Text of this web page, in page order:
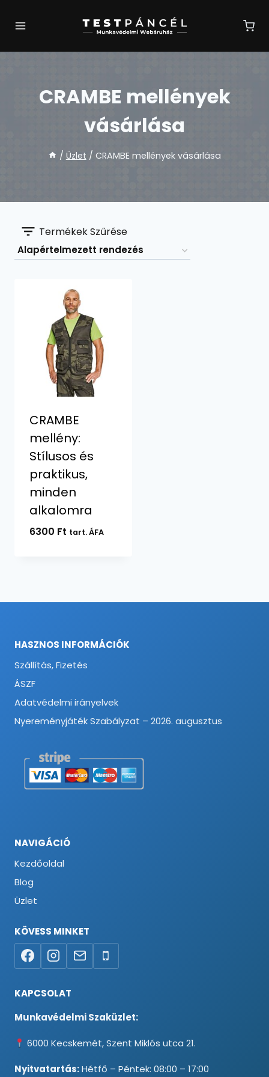
CRAMBE mellények
vásárlása
/ Üzlet / CRAMBE mellények vásárlása
Termékek Szűrése
CRAMBE
mellény:
Stílusos és
praktikus,
minden
alkalomra
6300 Ft tart. ÁFA
HASZNOS INFORMÁCIÓK
Szállítás, Fizetés
ÁSZF
Adatvédelmi irányelvek
Nyereményjáték Szabályzat – 2026. augusztus
NAVIGÁCIÓ
Kezdőoldal
Blog
Üzlet
KÖVESS MINKET
KAPCSOLAT
Munkavédelmi Szaküzlet:
6000 Kecskemét, Szent Miklós utca 21.
Nyitvatartás:Hétfő – Péntek: 08:00 – 17:00